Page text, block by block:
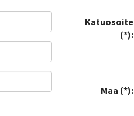
Katuosoite
(*):
Maa (*):